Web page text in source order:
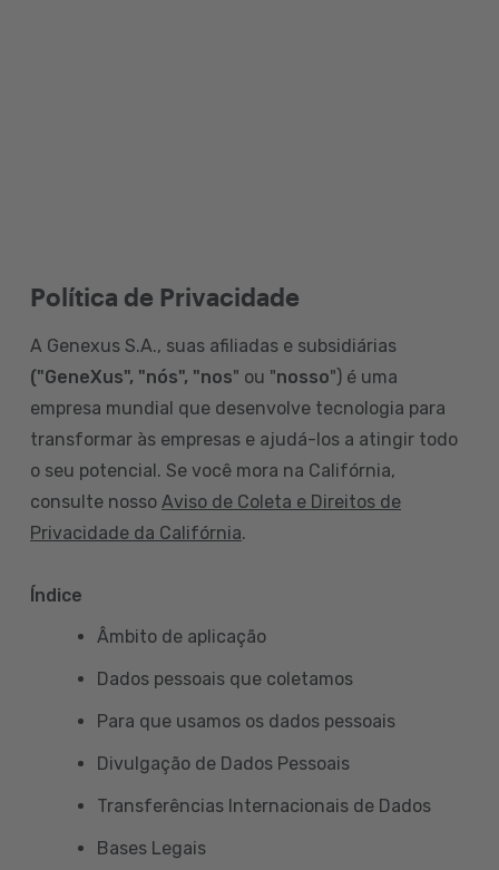
Política de Privacidade
A Genexus S.A., suas afiliadas e subsidiárias
("GeneXus", "nós", "nos" ou "nosso") é uma
empresa mundial que desenvolve tecnologia para
transformar às empresas e ajudá-los a atingir todo
o seu potencial. Se você mora na Califórnia,
consulte nosso Aviso de Coleta e Direitos de
Privacidade da Califórnia.
Índice
Âmbito de aplicação
Dados pessoais que coletamos
Para que usamos os dados pessoais
Divulgação de Dados Pessoais
Transferências Internacionais de Dados
Bases Legais